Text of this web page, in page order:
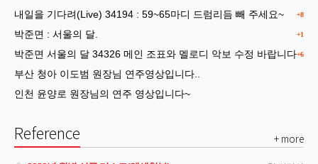
+8
내일을 기다려(Live) 34194 : 59~65마디 드럼리듬 빼 주세요~
+1
박준면 : 서울의 달.
+6
박준면 서울의 달 34326 메인 조표와 멜로디 악보 수정 바랍니다
부산 청아 이도범 원장님 연주영상입니다..
인천 윤양로 원장님의 연주 영상입니다~
+ more
Reference